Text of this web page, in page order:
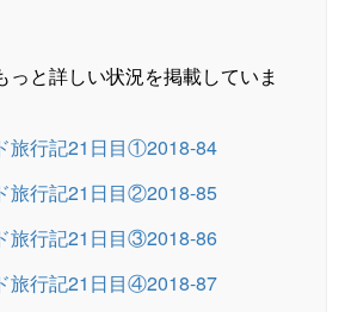
っと詳しい状況を掲載していま
旅行記21日目①2018-84
旅行記21日目②2018-85
旅行記21日目③2018-86
旅行記21日目④2018-87